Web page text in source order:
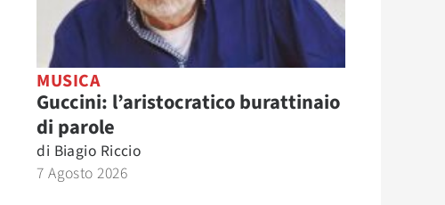
MUSICA
Guccini: l’aristocratico burattinaio
di parole
di Biagio Riccio
7 Agosto 2026